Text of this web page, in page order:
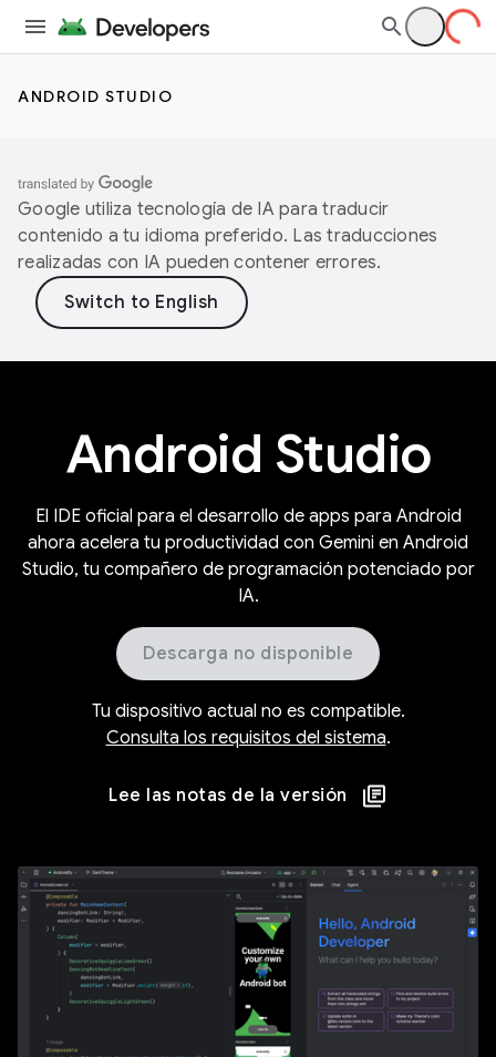
ANDROID STUDIO
Google utiliza tecnología de IA para traducir
contenido a tu idioma preferido. Las traducciones
realizadas con IA pueden contener errores.
Android Studio
El IDE oficial para el desarrollo de apps para Android
ahora acelera tu productividad con Gemini en Android
Studio, tu compañero de programación potenciado por
IA.
Descarga no disponible
Tu dispositivo actual no es compatible.
Consulta los requisitos del sistema.
Lee las notas de la versión